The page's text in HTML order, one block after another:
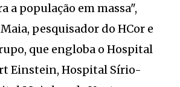
a população em massa",
pesquisador do HCor e
que engloba o Hospital
Einstein, Hospital Sírio-